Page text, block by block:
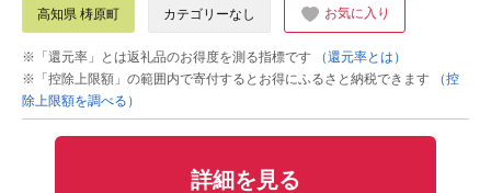
高知県 梼原町 カテゴリーなし お気に入り
※「還元率」とは返礼品のお得度を測る指標です
（還元率とは）
※「控除上限額」の範囲内で寄付するとお得にふるさと納税できます
（控
除上限額を調べる）
詳細を見る